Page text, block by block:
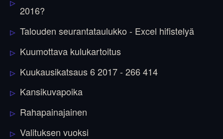
2016?
Talouden seurantataulukko - Excel hifistelyä
Kuumottava kulukartoitus
Kuukausikatsaus 6 2017 - 266 414
Kansikuvapoika
Rahapainajainen
Valituksen vuoksi